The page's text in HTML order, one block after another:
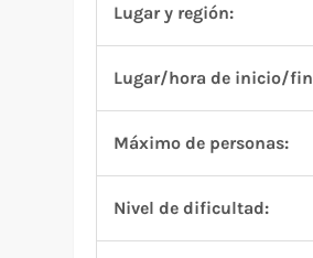
Lugar y región:
Lugar/hora de inicio/fin
Máximo de personas:
Nivel de dificultad: